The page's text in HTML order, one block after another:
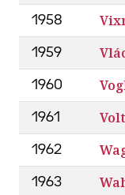
1958
1959
1960
1961
1962
1963